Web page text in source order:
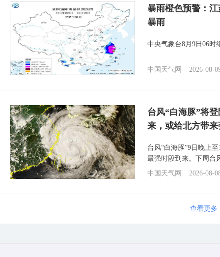
暴雨橙色预警：
暴雨
中央气象台8月9日06时
中国天气网 2026-08-
台风“白海豚”将
来，或给北方带
台风“白海豚”9日晚上
最强时段到来。下周台
中国天气网
2026-08-
查看更多